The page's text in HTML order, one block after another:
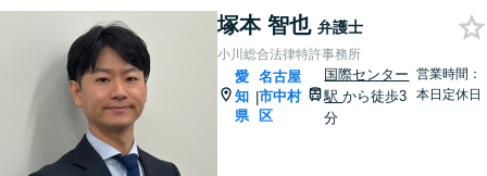
塚本 智也 弁護士
小川総合法律特許事務所
愛
知
県
|
名古屋
市中村
区
国際センター
駅から徒歩3
分
営業時間：
本日定休日